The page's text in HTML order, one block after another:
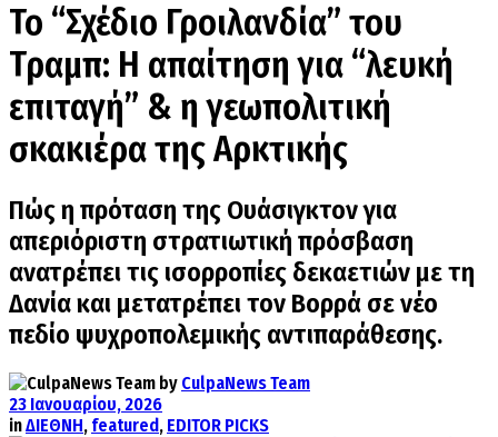
Το “Σχέδιο Γροιλανδία” του
Τραμπ: Η απαίτηση για “λευκή
επιταγή” & η γεωπολιτική
σκακιέρα της Αρκτικής
Πώς η πρόταση της Ουάσιγκτον για
απεριόριστη στρατιωτική πρόσβαση
ανατρέπει τις ισορροπίες δεκαετιών με τη
Δανία και μετατρέπει τον Βορρά σε νέο
πεδίο ψυχροπολεμικής αντιπαράθεσης.
by CulpaNews Team
23 Ιανουαρίου, 2026
inΔΙΕΘΝΗ, featured, EDITOR PICKS